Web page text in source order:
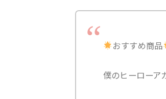
おすすめ商品
僕のヒーローア